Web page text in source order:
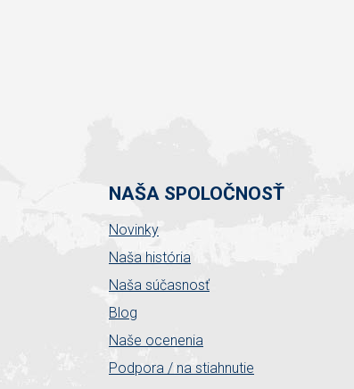
NAŠA SPOLOČNOSŤ
Novinky
Naša história
Naša súčasnosť
Blog
Naše ocenenia
Podpora / na stiahnutie